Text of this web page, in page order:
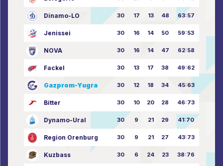
Dinamo-LO 30 17 13 48 63:57
Jenissei 30 16 14 50 59:53
NOVA 30 16 14 47 62:58
Fackel 30 13 17 38 49:62
Gazprom-Yugra 30 12 18 34 45:63
Bitter 30 10 20 28 46:73
Dynamo-Ural 30 9 21 29 41:70
Region Orenburg 30 9 21 27 43:73
Kuzbass 30 6 24 23 38:76